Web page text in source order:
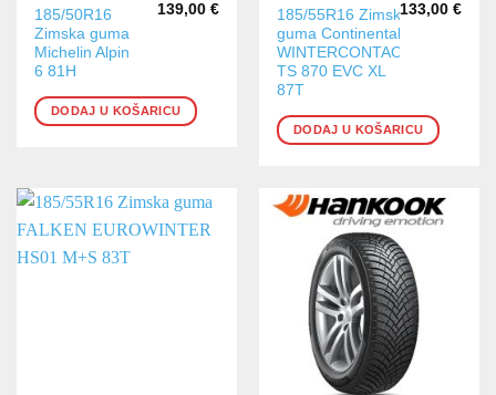
185/50R16
Zimska guma
Michelin Alpin
6 81H
139,00 €
DODAJ U KOŠARICU
185/55R16 Zimska
guma Continental
WINTERCONTACT
TS 870 EVC XL
87T
133,00 €
DODAJ U KOŠARICU